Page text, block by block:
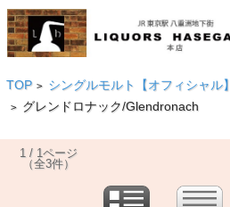
TOP > シングルモルト【オフィシャル】
> グレンドロナック/Glendronach
1 / 1ページ
（全3件）